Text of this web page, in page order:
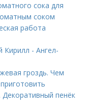
сока для
соком
работа
Кирилл - Ангел-
гроздь. Чем
Декоративный пенёк